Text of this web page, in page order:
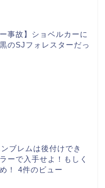
事故】ショベルカーに
のSJフォレスターだっ
ブレムは後付けでき
ーで入手せよ！もしく
！ 4件のビュー